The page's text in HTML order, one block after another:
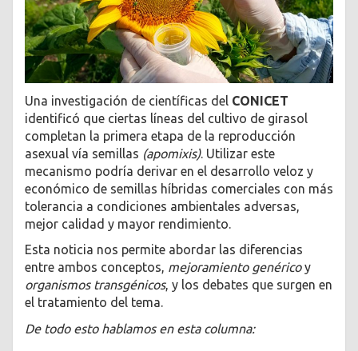
Una investigación de científicas del CONICET
identificó que ciertas líneas del cultivo de girasol
completan la primera etapa de la reproducción
asexual vía semillas (apomixis). Utilizar este
mecanismo podría derivar en el desarrollo veloz y
económico de semillas híbridas comerciales con más
tolerancia a condiciones ambientales adversas,
mejor calidad y mayor rendimiento.
Esta noticia nos permite abordar las diferencias
entre ambos conceptos, mejoramiento genéricoy
organismos transgénicos, y los debates que surgen en
el tratamiento del tema.
De todo esto hablamos en esta columna: